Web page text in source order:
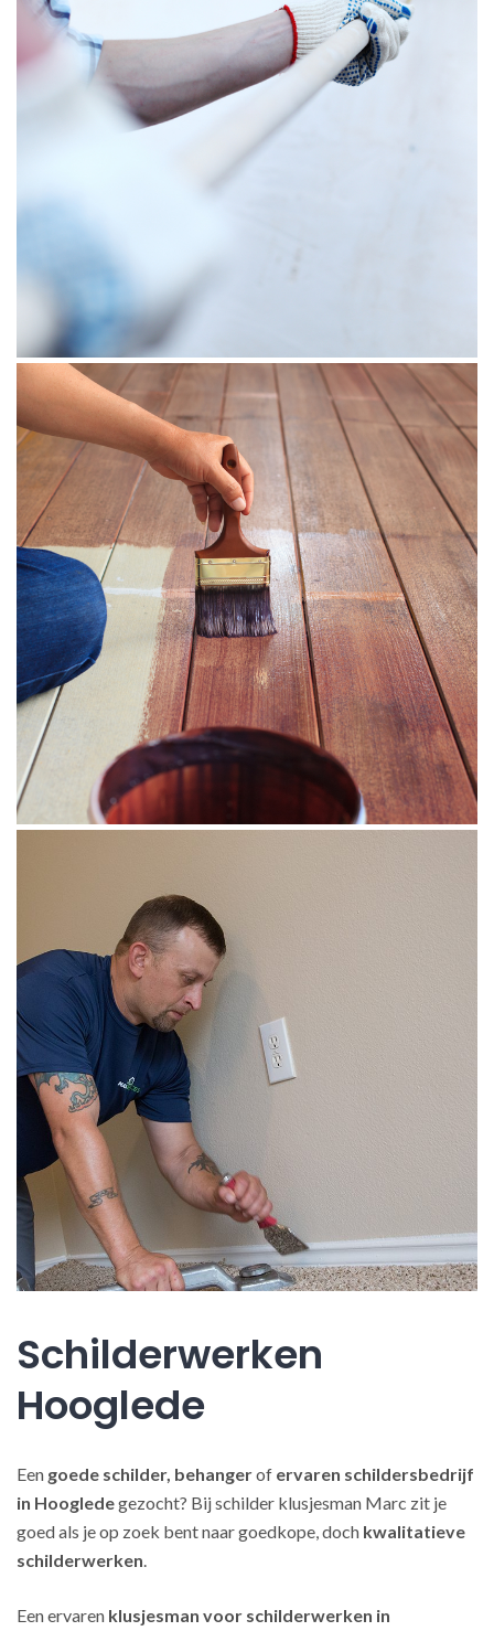
Schilderwerken
Hooglede
Een goede schilder, behangerof ervaren schildersbedrijf
in Hoogledegezocht? Bij schilder klusjesman Marc zit je
goed als je op zoek bent naar goedkope, doch kwalitatieve
schilderwerken.
Een ervaren klusjesman voor schilderwerken in